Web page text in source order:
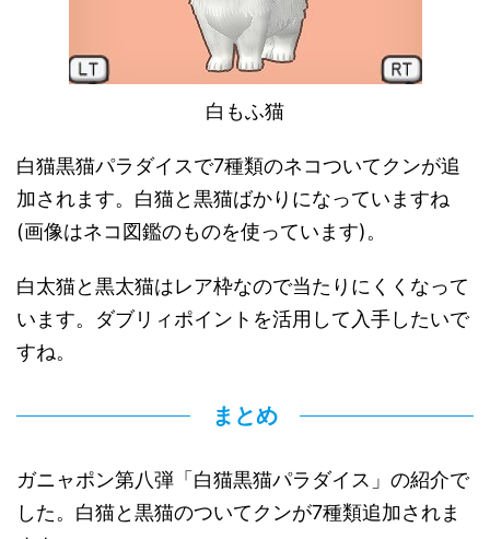
白もふ猫
白猫黒猫パラダイスで7種類のネコついてクンが追
加されます。白猫と黒猫ばかりになっていますね
(画像はネコ図鑑のものを使っています)。
白太猫と黒太猫はレア枠なので当たりにくくなって
います。ダブリィポイントを活用して入手したいで
すね。
まとめ
ガニャポン第八弾「白猫黒猫パラダイス」の紹介で
した。白猫と黒猫のついてクンが7種類追加されま